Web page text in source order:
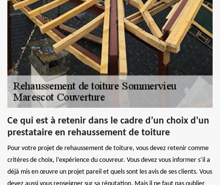
Ce qui est à retenir dans le cadre d’un choix d’un
prestataire en rehaussement de toiture
Pour votre projet de rehaussement de toiture, vous devez retenir comme
critères de choix, l’expérience du couvreur. Vous devez vous informer s’il a
déjà mis en œuvre un projet pareil et quels sont les avis de ses clients. Vous